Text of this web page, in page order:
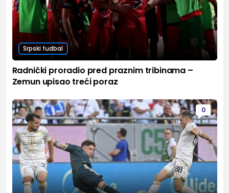
Srpski fudbal
Radnički proradio pred praznim tribinama –
Zemun upisao treći poraz
0